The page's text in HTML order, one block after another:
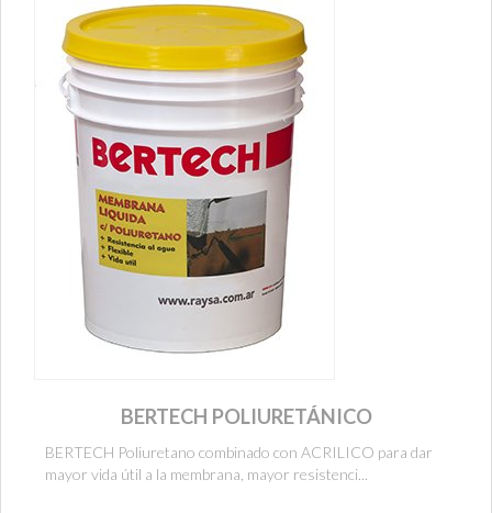
BERTECH POLIURETÁNICO
BERTECH Poliuretano combinado con ACRILICO para dar
mayor vida útil a la membrana, mayor resistenci...